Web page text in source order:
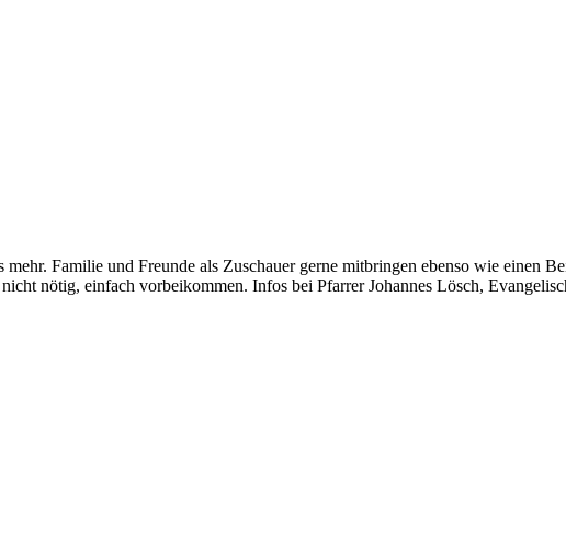
Familie und Freunde als Zuschauer gerne mitbringen ebenso wie einen
nötig, einfach vorbeikommen. Infos bei Pfarrer Johannes Lösch,